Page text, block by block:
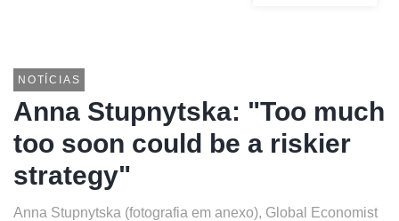
NOTÍCIAS
Anna Stupnytska: "Too much
too soon could be a riskier
strategy"
Anna Stupnytska (fotografia em anexo), Global Economist